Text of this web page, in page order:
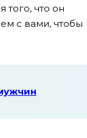
того, что он
с вами, чтобы